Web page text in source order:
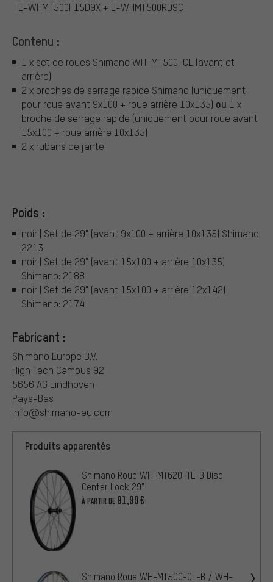
E-WHMT500F15D9X + E-WHMT500RD9C
Contenu :
1 x set de roues Shimano WH-MT500-CL (avant et
arrière)
2 x broches de serrage rapide Shimano (uniquement
pour roue avant 9x100 + roue arrière 10x135) ou 1 x
broche de serrage rapide (uniquement pour roue avant
15x100 + roue arrière 10x135)
2 x rubans de jante
Poids :
noir | Set de 29" (avant 9x100 + arrière 10x135) Shimano:
2213
noir | Set de 29" (avant 15x100 + arrière 10x135)
Shimano: 2188
noir | Set de 29" (avant 15x100 + arrière 12x142)
Shimano: 2174
Fabricant :
Shimano Europe B.V.
High Tech Campus 92
5656 AG Eindhoven
Pays-Bas
info@shimano-eu.com
Produits apparentés
Shimano Roue WH-MT620-TL-B Disc
Center Lock 29"
À PARTIR DE 81,99€
Shimano Roue WH-MT500-CL-B / WH-